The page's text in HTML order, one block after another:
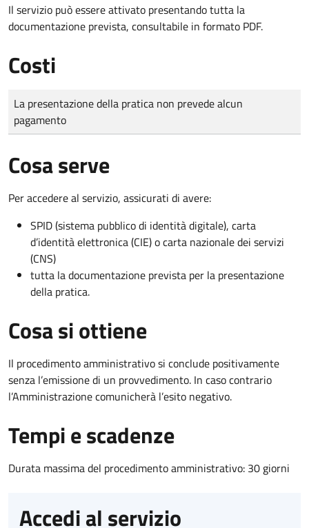
Il servizio può essere attivato presentando tutta la
documentazione prevista, consultabile in formato PDF.
Costi
Tipo di pagamento
Importo
La presentazione della pratica non prevede alcun
pagamento
Cosa serve
Per accedere al servizio, assicurati di avere:
SPID (sistema pubblico di identità digitale), carta
d’identità elettronica (CIE) o carta nazionale dei servizi
(CNS)
tutta la documentazione prevista per la presentazione
della pratica.
Cosa si ottiene
Il procedimento amministrativo si conclude positivamente
senza l’emissione di un provvedimento. In caso contrario
l’Amministrazione comunicherà l’esito negativo.
Tempi e scadenze
Durata massima del procedimento amministrativo: 30 giorni
Accedi al servizio